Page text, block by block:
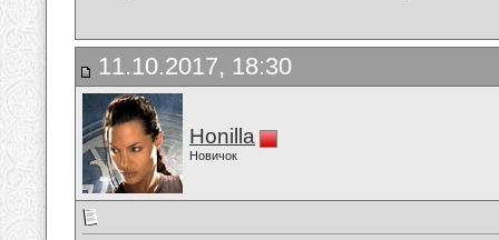
11.10.2017, 18:30
Honilla
Новичок